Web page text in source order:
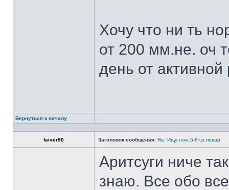
Хочу что ни ть
от 200 мм.не. оч
день от
Вернуться к началу
faiver90 Заголовок сообщения: Re: Ищу нож.5-8т.р.повар
Аритсуги ниче
знаю. Все обо